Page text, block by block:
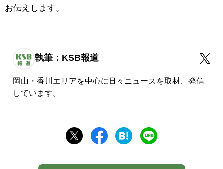
お伝えします。
執筆：KSB報道
岡山・香川エリアを中心に日々ニュースを取材、発信
しています。